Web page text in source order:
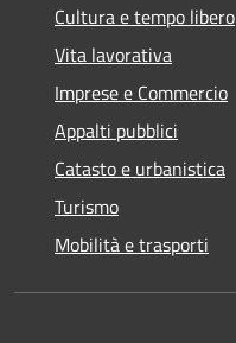
Cultura e tempo libero
Vita lavorativa
Imprese e Commercio
Appalti pubblici
Catasto e urbanistica
Turismo
Mobilità e trasporti